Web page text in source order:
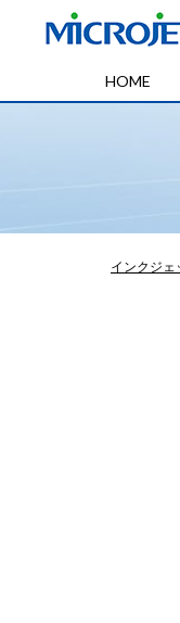
HOME
インクジェ